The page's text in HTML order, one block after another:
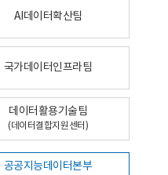
AI데이터확산팀
국가데이터인프라팀
데이터활용기술팀
(데이터결합지원센터)
공공지능데이터본부